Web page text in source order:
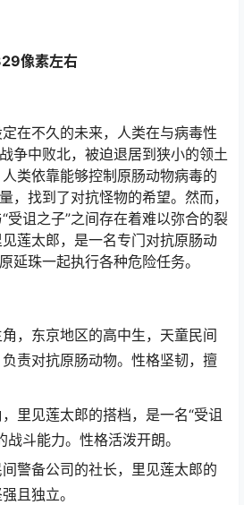
像素左右
定在不久的未来，人类在与病毒性
争中败北，被迫退居到狭小的领土
类依靠能够控制原肠动物病毒的
，找到了对抗怪物的希望。然而，
受诅之子”之间存在着难以弥合的裂
莲太郎，是一名专门对抗原肠动
延珠一起执行各种危险任务。
，东京地区的高中生，天童民间
责对抗原肠动物。性格坚韧，擅
里见莲太郎的搭档，是一名“受诅
战斗能力。性格活泼开朗。
警备公司的社长，里见莲太郎的
且独立。